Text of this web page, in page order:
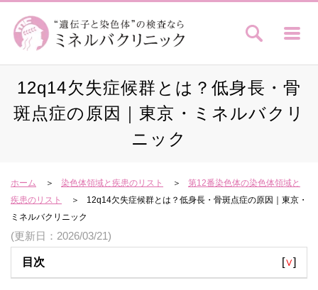
12q14欠失症候群とは？低身長・骨
斑点症の原因｜東京・ミネルバクリ
ニック
ホーム 染色体領域と疾患のリスト
第12番染色体の染色体領域と
疾患のリスト
12q14欠失症候群とは？低身長・骨斑点症の原因｜東京・
ミネルバクリニック
(更新日：2026/03/21)
目次 [∨]